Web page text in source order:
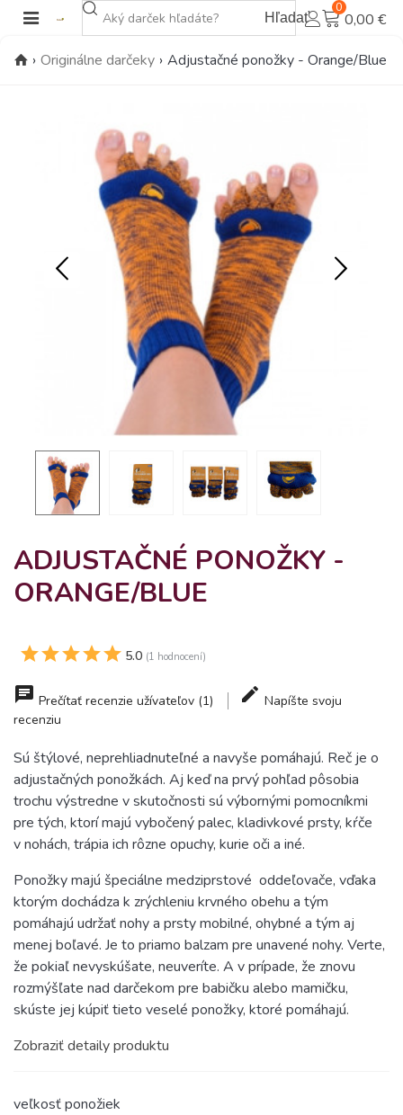
Hľadať
0
0,00 €
› Originálne darčeky › Adjustačné ponožky - Orange/Blue
ADJUSTAČNÉ PONOŽKY -
ORANGE/BLUE
5.0 (1 hodnocení)
Prečítať recenzie užívateľov (1)
Napíšte svoju
recenziu
Sú štýlové, neprehliadnuteľné a navyše pomáhajú. Reč je o
adjustačných ponožkách. Aj keď na prvý pohľad pôsobia
trochu výstredne v skutočnosti sú výbornými pomocníkmi
pre tých, ktorí majú vybočenýpalec, kladivkové prsty, kŕče
v nohách, trápia ich rôzne opuchy, kurie oči a iné.
Ponožky majú špeciálne medziprstové oddeľovače, vďaka
ktorým dochádza k zrýchleniu krvného obehu a tým
pomáhajú udržať nohy a prsty mobilné, ohybné a tým aj
menej boľavé. Je to priamo balzam pre unavené nohy. Verte,
že pokiaľ nevyskúšate, neuveríte. A v prípade, že znovu
rozmýšľate nad darčekom pre babičku alebo mamičku,
skúste jej kúpiť tieto veselé ponožky, ktoré pomáhajú.
Zobraziť detaily produktu
veľkosť ponožiek